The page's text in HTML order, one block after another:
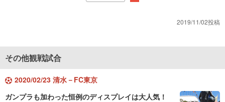
2019/11/02投稿
その他観戦試合
2020/02/23 清水－FC東京
ガンプラも加わった恒例のディスプレイは大人気！